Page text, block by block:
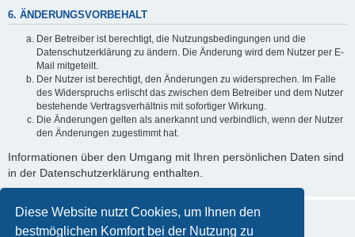
Diese Website nutzt Cookies, um Ihnen den
bestmöglichen Komfort bei der Nutzung zu
6. ÄNDERUNGSVORBEHALT
Der Betreiber ist berechtigt, die Nutzungsbedingungen und die
Datenschutzerklärung zu ändern. Die Änderung wird dem Nutzer per E-
Mail mitgeteilt.
Der Nutzer ist berechtigt, den Änderungen zu widersprechen. Im Falle
des Widerspruchs erlischt das zwischen dem Betreiber und dem Nutzer
bestehende Vertragsverhältnis mit sofortiger Wirkung.
Die Änderungen gelten als anerkannt und verbindlich, wenn der Nutzer
den Änderungen zugestimmt hat.
Informationen über den Umgang mit Ihren persönlichen Daten sind
in der Datenschutzerklärung enthalten.